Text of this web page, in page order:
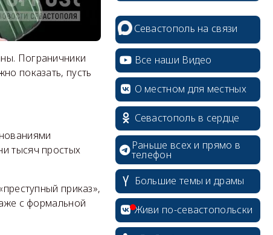
Пограничники
показать, пусть
тысяч простых
приказ»,
с формальной
Севастополь на связи
Все наши Видео
О местном для местных
Севастополь в сердце
Раньше всех и прямо в
телефон
Большие темы и драмы
Живи по-севастопольски
erid: 2SDnjcrDNw6